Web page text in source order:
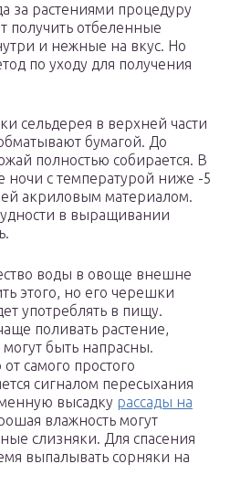
за растениями процедуру
получить отбеленные
и нежные на вкус. Но
по уходу для получения
сельдерея в верхней части
бумагой. До
полностью собирается. В
ночи с температурой ниже -5
акриловым материалом.
в выращивании
воды в овоще внешне
этого, но его черешки
употреблять в пищу.
поливать растение,
быть напрасны.
самого простого
сигналом пересыхания
высадку рассады на
влажность могут
слизняки. Для спасения
выпалывать сорняки на